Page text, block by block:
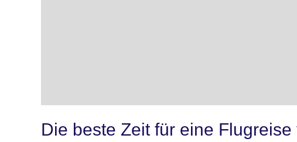
Die beste Zeit für eine